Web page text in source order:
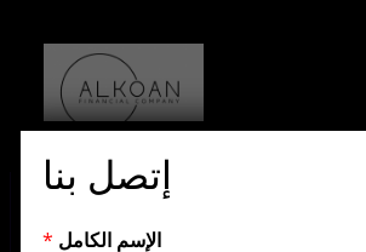
إتصل بنا
الإسم الكامل *